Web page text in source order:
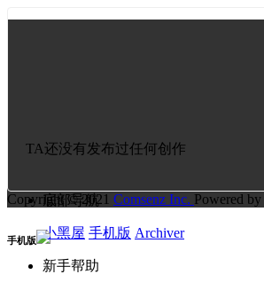
TA还没有发布过任何创作
底部导航
小黑屋 手机版 Archiver
新手帮助
Copyright © 2021 Comsenz Inc. Powered by
手机版